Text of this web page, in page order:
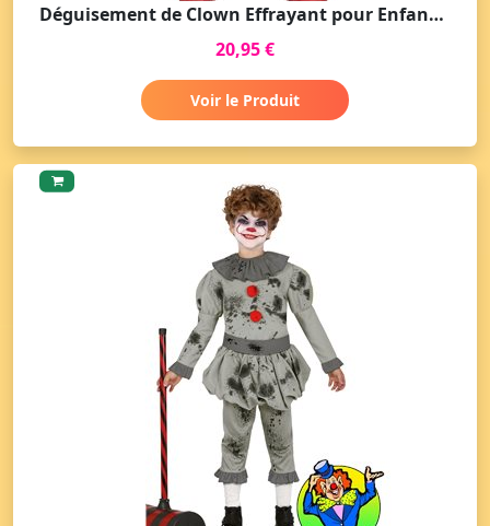
Déguisement de Clown Effrayant pour Enfant - Fête d'Halloween
20,95 €
Voir le Produit